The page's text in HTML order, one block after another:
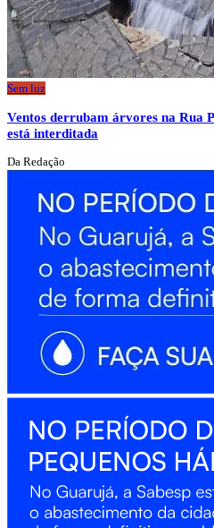
Sem luz
Ventos derrubam árvores na Rua
está interditada
Da Redação